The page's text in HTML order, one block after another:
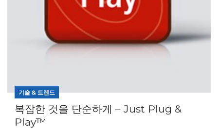
기술 & 트렌드
복잡한 것을 단순하게 – Just Plug &
Play™